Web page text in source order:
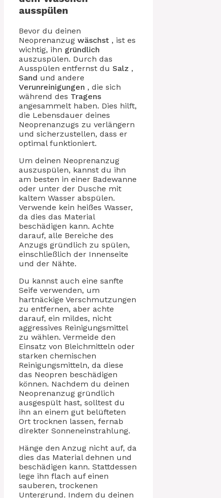
ausspülen
Bevor du deinen
Neoprenanzug wäschst , ist es
wichtig, ihn gründlich
auszuspülen. Durch das
Ausspülen entfernst du Salz ,
Sand und andere
Verunreinigungen , die sich
während des Tragens
angesammelt haben. Dies hilft,
die Lebensdauer deines
Neoprenanzugs zu verlängern
und sicherzustellen, dass er
optimal funktioniert.
Um deinen Neoprenanzug
auszuspülen, kannst du ihn
am besten in einer Badewanne
oder unter der Dusche mit
kaltem Wasser abspülen.
Verwende kein heißes Wasser,
da dies das Material
beschädigen kann. Achte
darauf, alle Bereiche des
Anzugs gründlich zu spülen,
einschließlich der Innenseite
und der Nähte.
Du kannst auch eine sanfte
Seife verwenden, um
hartnäckige Verschmutzungen
zu entfernen, aber achte
darauf, ein mildes, nicht
aggressives Reinigungsmittel
zu wählen. Vermeide den
Einsatz von Bleichmitteln oder
starken chemischen
Reinigungsmitteln, da diese
das Neopren beschädigen
können. Nachdem du deinen
Neoprenanzug gründlich
ausgespült hast, solltest du
ihn an einem gut belüfteten
Ort trocknen lassen, fernab
direkter Sonneneinstrahlung.
Hänge den Anzug nicht auf, da
dies das Material dehnen und
beschädigen kann. Stattdessen
lege ihn flach auf einen
sauberen, trockenen
Untergrund. Indem du deinen